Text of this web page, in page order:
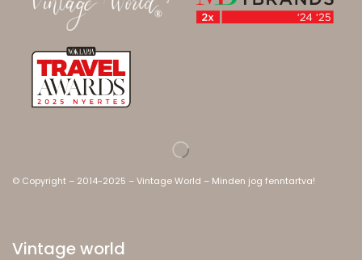
© Copyright – 2014-2025 – Vintage World – Minden jog fenntartva!
Vintage world